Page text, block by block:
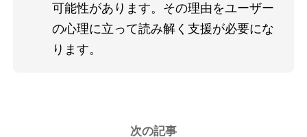
可能性があります。その理由をユーザー
の心理に立って読み解く支援が必要にな
ります。
次の記事